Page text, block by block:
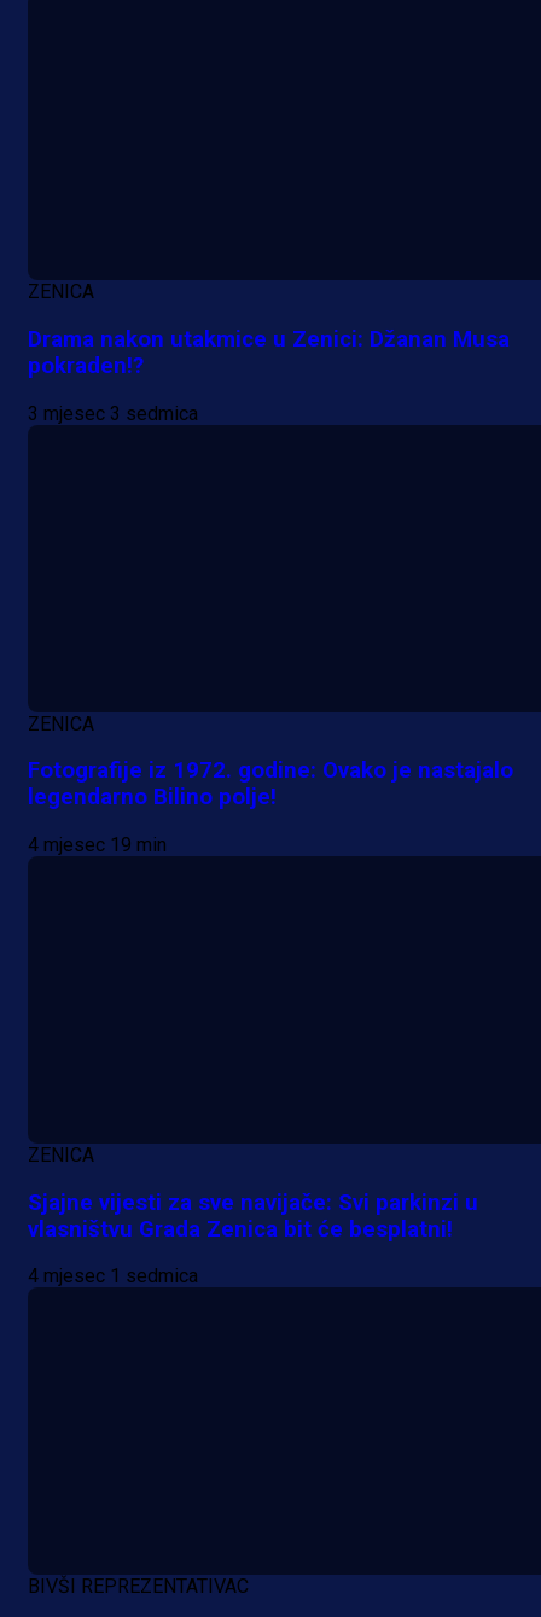
1 dan 1 h
ZENICA
Drama nakon utakmice u Zenici: Džanan Musa
pokraden!?
3 mjesec 3 sedmica
ZENICA
Fotografije iz 1972. godine: Ovako je nastajalo
legendarno Bilino polje!
4 mjesec 19 min
ZENICA
Sjajne vijesti za sve navijače: Svi parkinzi u
vlasništvu Grada Zenica bit će besplatni!
4 mjesec 1 sedmica
BIVŠI REPREZENTATIVAC